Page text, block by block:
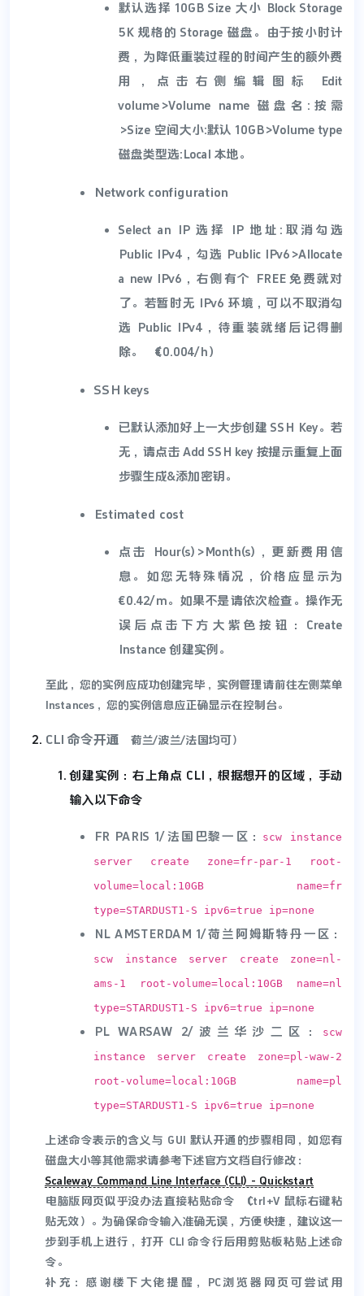
默认选择 10GB Size 大小 Block Storage
5K 规格的 Storage 磁盘。由于按小时计
费，为降低重装过程的时间产生的额外费
用，点击右侧编辑图标 Edit
volume>Volume name 磁盘名:按需
>Size 空间大小:默认 10GB>Volume type
磁盘类型选:Local 本地。
Network configuration
Select an IP 选择 IP 地址:取消勾选
Public IPv4，勾选 Public IPv6>Allocate
a new IPv6，右侧有个 FREE 免费就对
了。若暂时无 IPv6 环境，可以不取消勾
选 Public IPv4，待重装就绪后记得删
除。（€0.004/h）
SSH keys
已默认添加好上一大步创建 SSH Key。若
无，请点击 Add SSH key 按提示重复上面
步骤生成&添加密钥。
Estimated cost
点击 Hour(s)>Month(s)，更新费用信
息。如您无特殊情况，价格应显示为
€0.42/m。如果不是请依次检查。操作无
误后点击下方大紫色按钮：Create
Instance 创建实例。
至此，您的实例应成功创建完毕，实例管理请前往左侧菜单
Instances，您的实例信息应正确显示在控制台。
CLI 命令开通 ​（荷兰/波兰/法国均可）
创建实例：右上角点 CLI，根据想开的区域，手动
输入以下命令
FR PARIS 1/法国巴黎一区：
scw instance
server create zone=fr-par-1 root-
volume=local:10GB name=fr
type=STARDUST1-S ipv6=true ip=none
NL AMSTERDAM 1/荷兰阿姆斯特丹一区：
scw instance server create zone=nl-
ams-1 root-volume=local:10GB name=nl
type=STARDUST1-S ipv6=true ip=none
PL WARSAW 2/波兰华沙二区：
scw
instance server create zone=pl-waw-2
root-volume=local:10GB name=pl
type=STARDUST1-S ipv6=true ip=none
上述命令表示的含义与 GUI 默认开通的步骤相同，如您有
磁盘大小等其他需求请参考下述官方文档自行修改：
Scaleway Command Line Interface (CLI) - Quickstart
电脑版网页似乎没办法直接粘贴命令（Ctrl+V 鼠标右键粘
贴无效）。为确保命令输入准确无误，方便快捷，建议这一
步到手机上进行，打开 CLI 命令行后用剪贴板粘贴上述命
令。
补充：感谢楼下大佬提醒，PC浏览器网页可尝试用